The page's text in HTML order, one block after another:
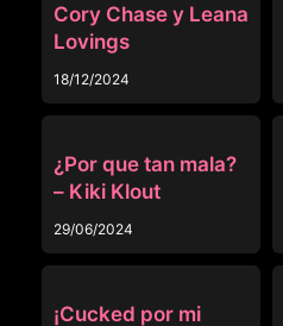
Cory Chase y Leana
Lovings
18/12/2024
¿Por que tan mala?
– Kiki Klout
29/06/2024
¡Cucked por mi